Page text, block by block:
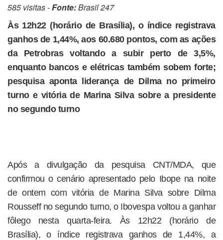
585 visitas -Fonte:Brasil 247
Às 12h22 (horário de Brasília), o índice registrava
ganhos de 1,44%, aos 60.680 pontos, com as ações
da Petrobras voltando a subir perto de 3,5%,
enquanto bancos e elétricas também sobem forte;
pesquisa aponta liderança de Dilma no primeiro
turno e vitória de Marina Silva sobre a presidente
no segundo turno
Após a divulgação da pesquisa CNT/MDA, que
confirmou o cenário apresentado pelo Ibope na noite
de ontem com vitória de Marina Silva sobre Dilma
Rousseff no segundo turno, o Ibovespa voltou a ganhar
fôlego nesta quarta-feira. Às 12h22 (horário de
Brasília), o índice registrava ganhos de 1,44%, a